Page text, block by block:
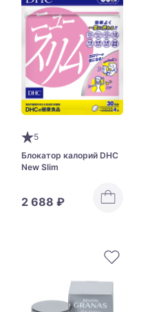
5
Блокатор калорий DHC
New Slim
2 688 ₽